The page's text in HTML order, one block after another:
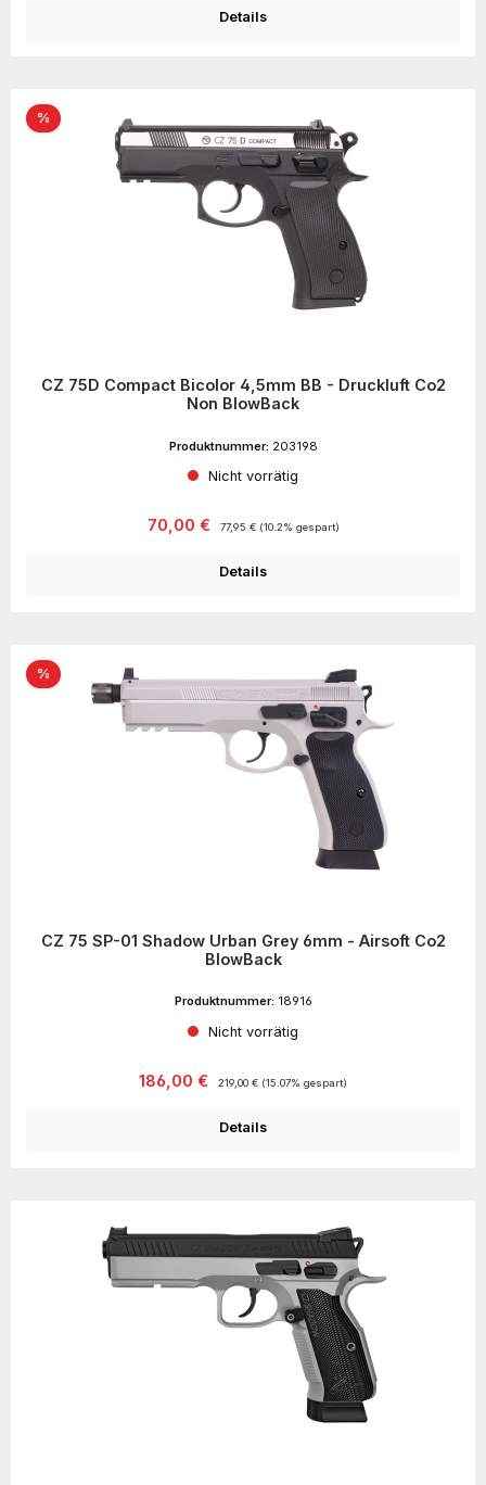
Details
%Rabatt
CZ 75D Compact Bicolor 4,5mm BB - Druckluft Co2
Non BlowBack
Produktnummer: 203198
Nicht vorrätig
Verkaufspreis:
70,00 € Regulärer Preis:
77,95 € (10.2% gespart)
Details
%Rabatt
CZ 75 SP-01 Shadow Urban Grey 6mm - Airsoft Co2
BlowBack
Produktnummer: 18916
Nicht vorrätig
Verkaufspreis:
186,00 € Regulärer Preis:
219,00 € (15.07% gespart)
Details